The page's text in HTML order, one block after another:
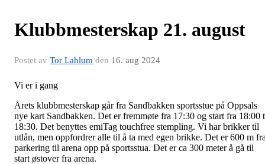
Klubbmesterskap 21. august
Postet av Tor Lahlum den 16. aug 2024
Vi er i gang
Årets klubbmesterskap går fra Sandbakken sportsstue på Oppsals
nye kart Sandbakken. Det er fremmøte fra 17:30 og start fra 18:00
18:30. Det benyttes emiTag touchfree stempling. Vi har brikker til
utlån, men oppfordrer alle til å ta med egen brikke. Det er 600 m
parkering til arena opp på sportsstua. Det er ca 300 meter å gå til
start østover fra arena.